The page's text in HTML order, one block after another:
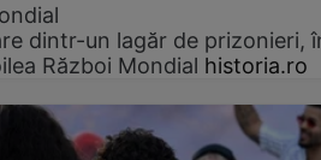
dintr-un lagăr de prizonieri,
Război Mondial historia.ro